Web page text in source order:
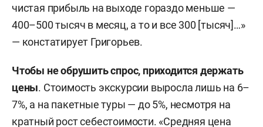
чистая прибыль на выходе гораздо меньше —
400–500 тысяч в месяц, а то и все 300 [тысяч]…»
— констатирует Григорьев.
Чтобы не обрушить спрос, приходится держать
цены. Стоимость экскурсии выросла лишь на 6–
7%, а на пакетные туры — до 5%, несмотря на
кратный рост себестоимости. «Средняя цена